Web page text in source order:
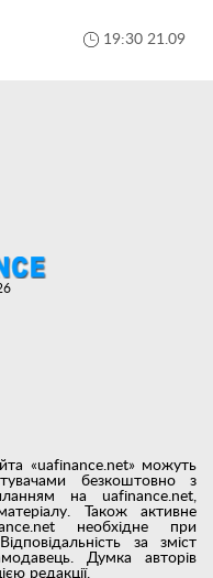
19:30 21.09
«uafinance.net» можуть
безкоштовно з
на uafinance.net,
Також активне
необхідне при
за зміст
Думка авторів
редакції.